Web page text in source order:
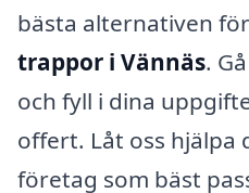
bästa alternativen för
trappor i Vännäs.
och fyll i dina
offert. Låt oss hjälpa
företag som bäst